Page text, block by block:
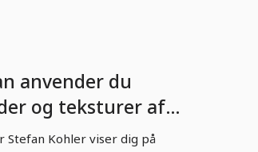
anvender du
og teksturer af
og gnister.
Stefan Kohler viser dig på